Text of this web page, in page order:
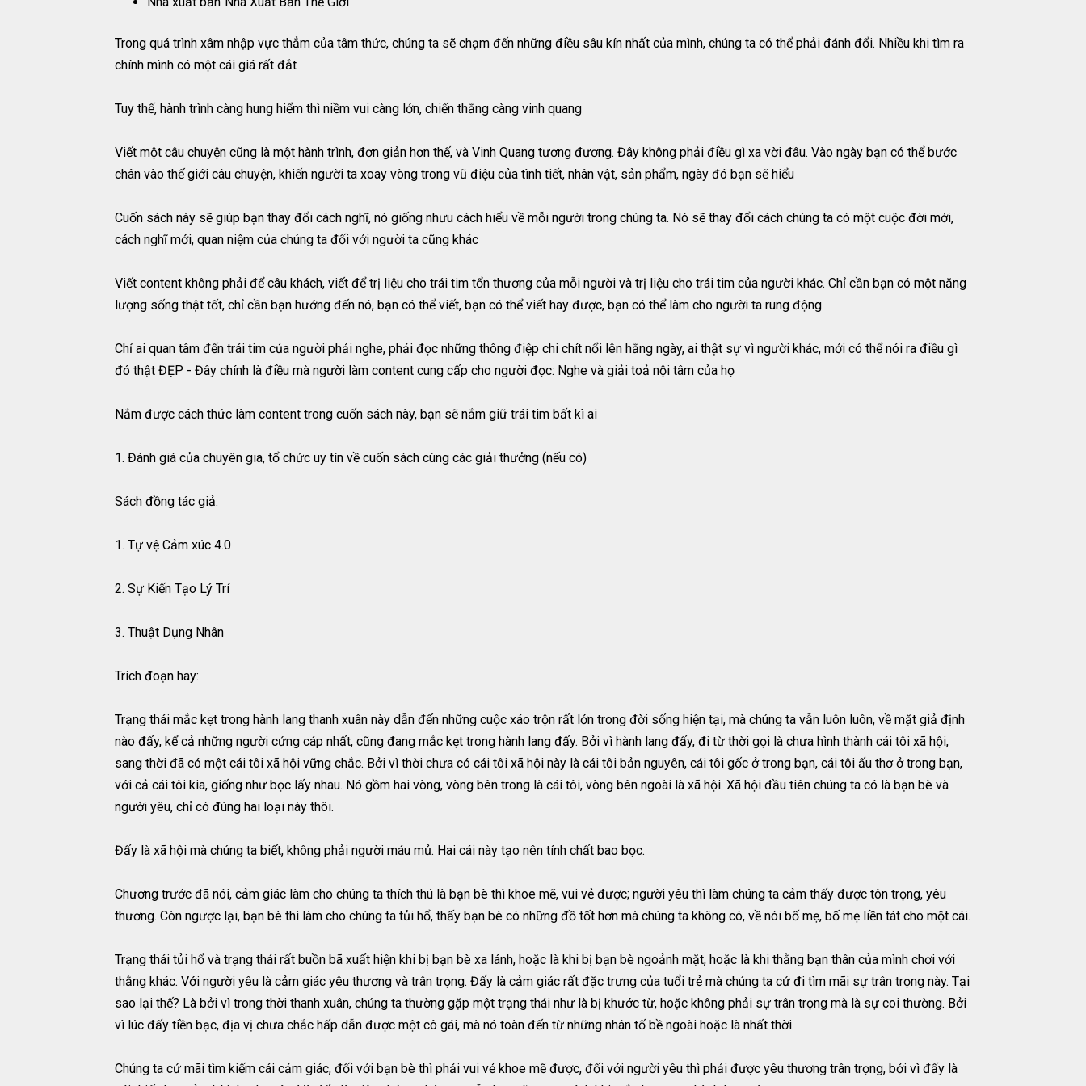
Trong quá trình xâm nhập vực thẳm của tâm thức, chúng ta sẽ chạm đến những điều sâu kín nhất của mình, chúng ta có thể phải đánh đổi. Nhiều khi tìm ra
chính mình có một cái giá rất đắt
Tuy thế, hành trình càng hung hiểm thì niềm vui càng lớn, chiến thắng càng vinh quang
Viết một câu chuyện cũng là một hành trình, đơn giản hơn thế, và Vinh Quang tương đương. Đây không phải điều gì xa vời đâu. Vào ngày bạn có thể bước
chân vào thế giới câu chuyện, khiến người ta xoay vòng trong vũ điệu của tình tiết, nhân vật, sản phẩm, ngày đó bạn sẽ hiểu
Cuốn sách này sẽ giúp bạn thay đổi cách nghĩ, nó giống nhưu cách hiểu về mỗi người trong chúng ta. Nó sẽ thay đổi cách chúng ta có một cuộc đời mới,
cách nghĩ mới, quan niệm của chúng ta đối với người ta cũng khác
Viết content không phải để câu khách, viết để trị liệu cho trái tim tổn thương của mỗi người và trị liệu cho trái tim của người khác. Chỉ cần bạn có một năng
lượng sống thật tốt, chỉ cần bạn hướng đến nó, bạn có thể viết, bạn có thể viết hay được, bạn có thể làm cho người ta rung động
Chỉ ai quan tâm đến trái tim của người phải nghe, phải đọc những thông điệp chi chít nổi lên hằng ngày, ai thật sự vì người khác, mới có thể nói ra điều gì
đó thật ĐẸP - Đây chính là điều mà người làm content cung cấp cho người đọc: Nghe và giải toả nội tâm của họ
Nắm được cách thức làm content trong cuốn sách này, bạn sẽ nắm giữ trái tim bất kì ai
1. Đánh giá của chuyên gia, tổ chức uy tín về cuốn sách cùng các giải thưởng (nếu có)
Sách đồng tác giả:
1. Tự vệ Cảm xúc 4.0
2. Sự Kiến Tạo Lý Trí
3. Thuật Dụng Nhân
Trích đoạn hay:
Trạng thái mắc kẹt trong hành lang thanh xuân này dẫn đến những cuộc xáo trộn rất lớn trong đời sống hiện tại, mà chúng ta vẫn luôn luôn, về mặt giả định
nào đấy, kể cả những người cứng cáp nhất, cũng đang mắc kẹt trong hành lang đấy. Bởi vì hành lang đấy, đi từ thời gọi là chưa hình thành cái tôi xã hội,
sang thời đã có một cái tôi xã hội vững chắc. Bởi vì thời chưa có cái tôi xã hội này là cái tôi bản nguyên, cái tôi gốc ở trong bạn, cái tôi ấu thơ ở trong bạn,
với cả cái tôi kia, giống như bọc lấy nhau. Nó gồm hai vòng, vòng bên trong là cái tôi, vòng bên ngoài là xã hội. Xã hội đầu tiên chúng ta có là bạn bè và
người yêu, chỉ có đúng hai loại này thôi.
Đấy là xã hội mà chúng ta biết, không phải người máu mủ. Hai cái này tạo nên tính chất bao bọc.
Chương trước đã nói, cảm giác làm cho chúng ta thích thú là bạn bè thì khoe mẽ, vui vẻ được; người yêu thì làm chúng ta cảm thấy được tôn trọng, yêu
thương. Còn ngược lại, bạn bè thì làm cho chúng ta tủi hổ, thấy bạn bè có những đồ tốt hơn mà chúng ta không có, về nói bố mẹ, bố mẹ liền tát cho một cái.
Trạng thái tủi hổ và trạng thái rất buồn bã xuất hiện khi bị bạn bè xa lánh, hoặc là khi bị bạn bè ngoảnh mặt, hoặc là khi thằng bạn thân của mình chơi với
thằng khác. Với người yêu là cảm giác yêu thương và trân trọng. Đấy là cảm giác rất đặc trưng của tuổi trẻ mà chúng ta cứ đi tìm mãi sự trân trọng này. Tại
sao lại thế? Là bởi vì trong thời thanh xuân, chúng ta thường gặp một trạng thái như là bị khước từ, hoặc không phải sự trân trọng mà là sự coi thường. Bởi
vì lúc đấy tiền bạc, địa vị chưa chắc hấp dẫn được một cô gái, mà nó toàn đến từ những nhân tố bề ngoài hoặc là nhất thời.
Chúng ta cứ mãi tìm kiếm cái cảm giác, đối với bạn bè thì phải vui vẻ khoe mẽ được, đối với người yêu thì phải được yêu thương trân trọng, bởi vì đấy là